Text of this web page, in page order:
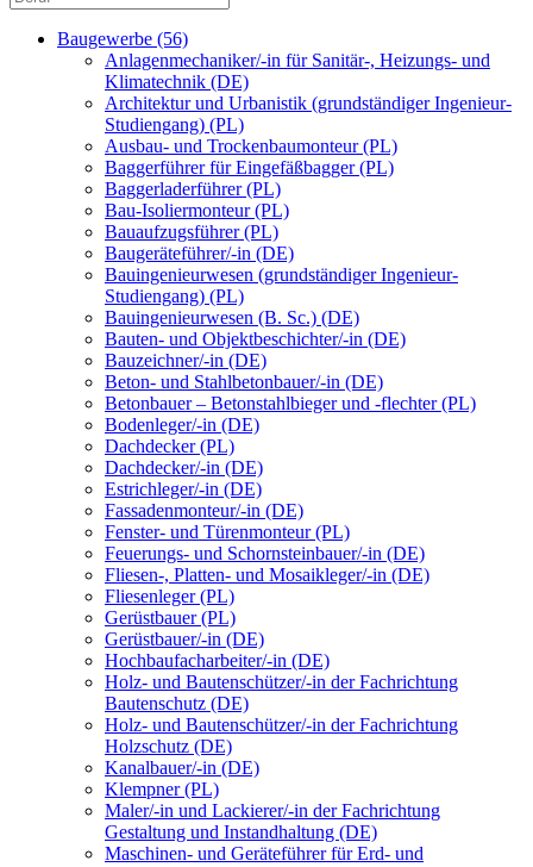
Baugewerbe (56)
Anlagenmechaniker/-in für Sanitär-, Heizungs- und
Klimatechnik (DE)
Architektur und Urbanistik (grundständiger Ingenieur-
Studiengang) (PL)
Ausbau- und Trockenbaumonteur (PL)
Baggerführer für Eingefäßbagger (PL)
Baggerladerführer (PL)
Bau-Isoliermonteur (PL)
Bauaufzugsführer (PL)
Baugeräteführer/-in (DE)
Bauingenieurwesen (grundständiger Ingenieur-
Studiengang) (PL)
Bauingenieurwesen (B. Sc.) (DE)
Bauten- und Objektbeschichter/-in (DE)
Bauzeichner/-in (DE)
Beton- und Stahlbetonbauer/-in (DE)
Betonbauer – Betonstahlbieger und -flechter (PL)
Bodenleger/-in (DE)
Dachdecker (PL)
Dachdecker/-in (DE)
Estrichleger/-in (DE)
Fassadenmonteur/-in (DE)
Fenster- und Türenmonteur (PL)
Feuerungs- und Schornsteinbauer/-in (DE)
Fliesen-, Platten- und Mosaikleger/-in (DE)
Fliesenleger (PL)
Gerüstbauer (PL)
Gerüstbauer/-in (DE)
Hochbaufacharbeiter/-in (DE)
Holz- und Bautenschützer/-in der Fachrichtung
Bautenschutz (DE)
Holz- und Bautenschützer/-in der Fachrichtung
Holzschutz (DE)
Kanalbauer/-in (DE)
Klempner (PL)
Maler/-in und Lackierer/-in der Fachrichtung
Gestaltung und Instandhaltung (DE)
Maschinen- und Geräteführer für Erd- und